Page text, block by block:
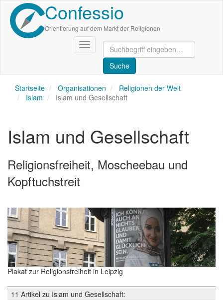
Direkt
zum
Inhalt
Confessio
Orientierung auf dem Markt der Religionen
Navigation
aktivieren/deaktivieren
Startseite Organisationen
Religionen der Welt
Islam
Islam und Gesellschaft
Islam und Gesellschaft
Religionsfreiheit, Moscheebau und
Kopftuchstreit
Plakat zur Religionsfreiheit in Leipzig
11 Artikel zu Islam und Gesellschaft: